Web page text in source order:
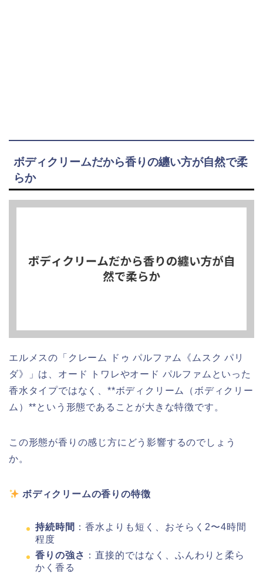
ボディクリームだから香りの纏い方が自然で柔
らか
エルメスの「クレーム ドゥ パルファム《ムスク パリ
ダ》」は、オード トワレやオード パルファムといった
香水タイプではなく、**ボディクリーム（ボディクリー
ム）**という形態であることが大きな特徴です。
この形態が香りの感じ方にどう影響するのでしょう
か。
ボディクリームの香りの特徴
持続時間 ：香水よりも短く、おそらく2〜4時間
程度
香りの強さ ：直接的ではなく、ふんわりと柔ら
かく香る